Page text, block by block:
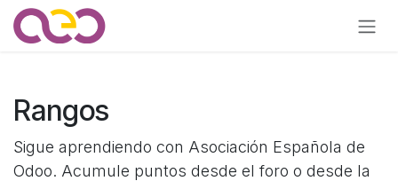
Ir al contenido
Rangos
Sigue aprendiendo con Asociación Española de
Odoo. Acumule puntos desde el foro o desde la